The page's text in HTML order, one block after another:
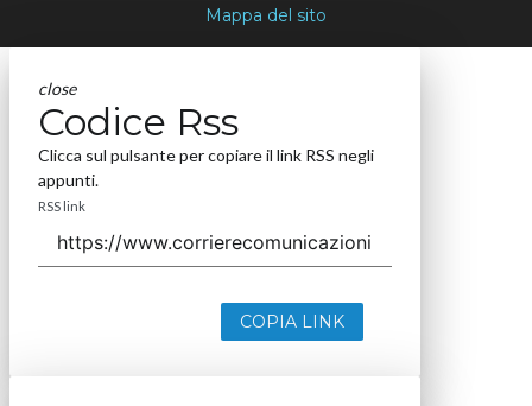
Mappa del sito
close
Codice Rss
Clicca sul pulsante per copiare il link RSS negli
appunti.
RSS link
COPIA LINK